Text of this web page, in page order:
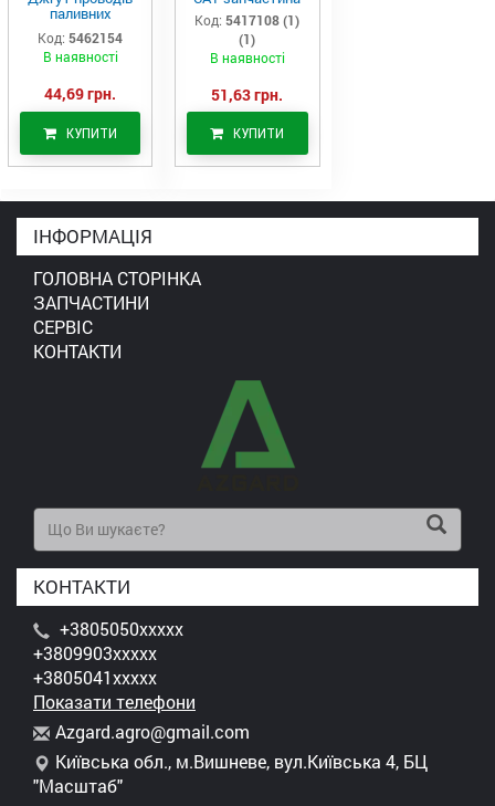
паливних
форсунок CAT
C7/C9 (546-2154)
Код: 5462154
В наявності
44,69 грн.
КУПИТИ
Код: 5417108 (1)
(1)
В наявності
51,63 грн.
КУПИТИ
ІНФОРМАЦІЯ
ГОЛОВНА СТОРІНКА
ЗАПЧАСТИНИ
СЕРВІС
КОНТАКТИ
КОНТАКТИ
+3805050xxxxx
+3809903xxxxx
+3805041xxxxx
Показати телефони
Azgard.agro@gmail.com
Київська обл., м.Вишневе, вул.Київська 4, БЦ
"Масштаб"